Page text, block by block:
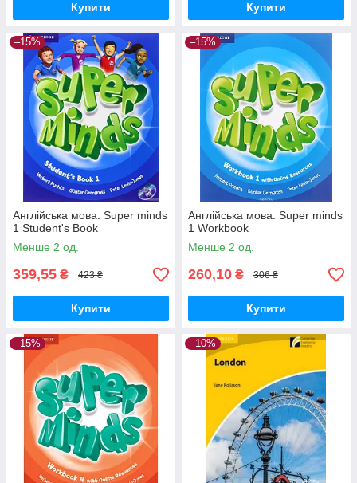
Купити Купити
–15%
Англійська мова. Super minds
1 Student's Book
Менше 2 од.
359,55 ₴ 423 ₴
Купити
–15%
Англійська мова. Super minds
1 Workbook
Менше 2 од.
260,10 ₴ 306 ₴
Купити
–15% –10%